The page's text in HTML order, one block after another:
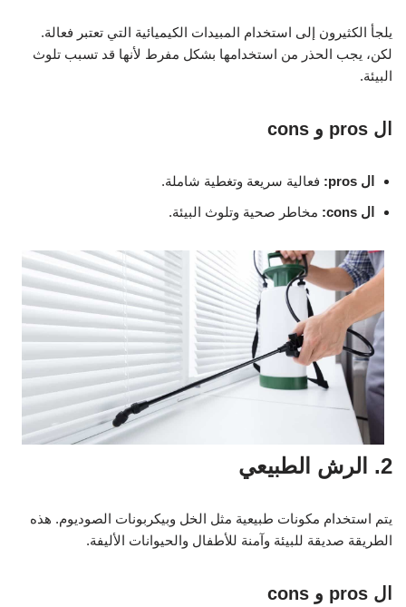
يلجأ الكثيرون إلى استخدام المبيدات الكيميائية التي تعتبر فعالة.
لكن، يجب الحذر من استخدامها بشكل مفرط لأنها قد تسبب تلوث
البيئة.
ال pros و cons
ال pros:
فعالية سريعة وتغطية شاملة.
ال cons:
مخاطر صحية وتلوث البيئة.
2. الرش الطبيعي
يتم استخدام مكونات طبيعية مثل الخل وبيكربونات الصوديوم. هذه
الطريقة صديقة للبيئة وآمنة للأطفال والحيوانات الأليفة.
ال pros و cons